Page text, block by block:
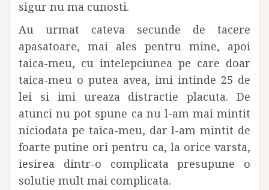
sigur nu ma cunosti.
Au urmat cateva secunde de tacere
apasatoare, mai ales pentru mine, apoi
taica-meu, cu intelepciunea pe care doar
taica-meu o putea avea, imi intinde 25 de
lei si imi ureaza distractie placuta. De
atunci nu pot spune ca nu l-am mai mintit
niciodata pe taica-meu, dar l-am mintit de
foarte putine ori pentru ca, la orice varsta,
iesirea dintr-o complicata presupune o
solutie mult mai complicata.